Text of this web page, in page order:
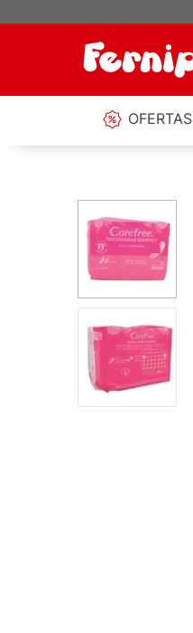
OFERTAS